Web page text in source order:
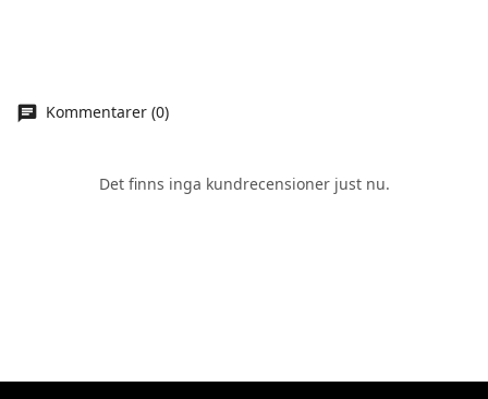
Kommentarer (0)
Det finns inga kundrecensioner just nu.